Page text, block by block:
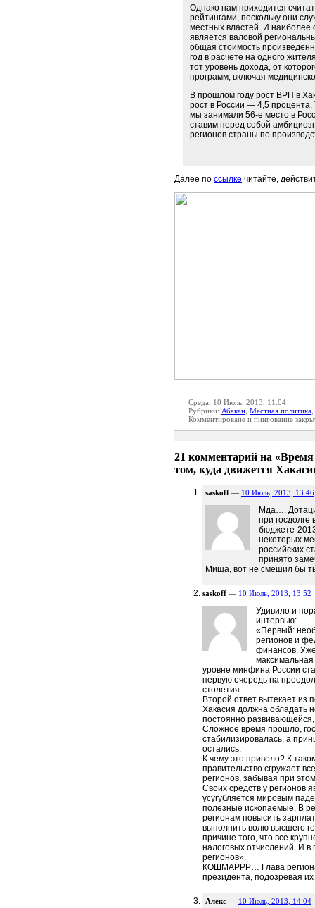
Однако нам приходится
рейтингами, поскольку они
местных властей. И наиболее
является валовой
общая стоимость
год в расчете на одного
тот уровень дохода, от
программ, включая
В прошлом году рост ВРП в
рост в России — 4,5 процента.
мы занимали 56-е место в
ставим перед собой
регионов страны по
Далее по ссылке читайте,
Среда, 10 Июль, 2013, 11:04
Рубрики: Абакан Местная политика
Комментироваие и пингование
21 комментарий на
том, куда движется
saskoff — 10 Июль, 2013, 13:46
Мда….
при
бюджете-
некоторых
российских
принято
Миша, вот не смешил бы
saskoff — 10 Июль, 2013, 13:52
Удивило и
интервью:
«Первый:
регионов и
финансов.
максимальная
уровне минфина России
первую очередь на
столетия.
Второй ответ вытекает из
Хакасия должна обладать
постоянно
Сложное время прошло,
стабилизировалась, а
остались.
К чему это привело? К
правительство сгружает
регионов, забывая при
Своих средств у регионов
усугубляется мировым
полезные ископаемые. В
регионам повысить
выполнить волю высшего
причине того, что все
налоговых отчислений. И в
регионов».
КОШМАРРР… Глава региона
президента, подозревая
Алекс — 10 Июль, 2013, 14:04